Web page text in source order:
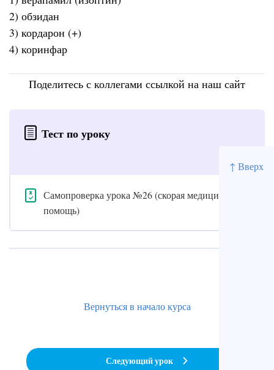
↑ Вверх
2) обзидан
3) кордарон (+)
4) коринфар
Поделитесь с коллегами ссылкой на наш сайт
Тест по уроку
Самопроверка урока №26 (скорая медицинская
помощь)
Вернуться в начало курса
Следующий урок